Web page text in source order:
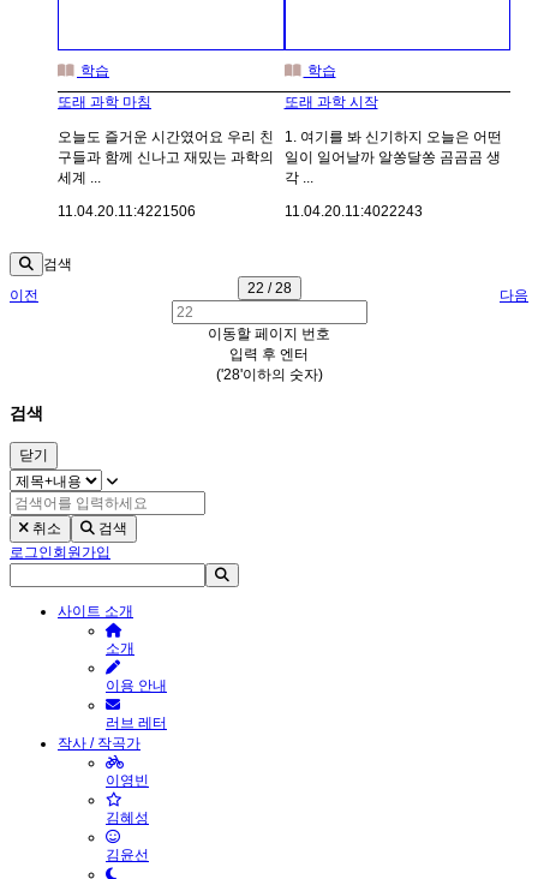
학습
또래 과학 마침
오늘도 즐거운 시간였어요 우리 친
구들과 함께 신나고 재밌는 과학의
세계 ...
11.04.20.11:4221506
학습
또래 과학 시작
1. 여기를 봐 신기하지 오늘은 어떤
일이 일어날까 알쏭달쏭 곰곰곰 생
각 ...
11.04.20.11:4022243
검색
이전
22 / 28
이동할 페이지 번호
입력 후 엔터
('28'이하의 숫자)
다음
검색
닫기
취소
검색
로그인회원가입
사이트 소개
소개
이용 안내
러브 레터
작사 / 작곡가
이영빈
김혜성
김윤선